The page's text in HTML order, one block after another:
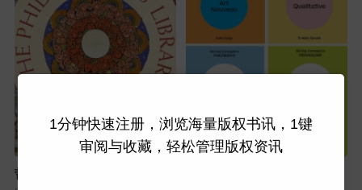
哲学家的图书馆：改变世界的
1分钟快速注册，浏览海量版权书讯，1键
审阅与收藏，轻松管理版权资讯